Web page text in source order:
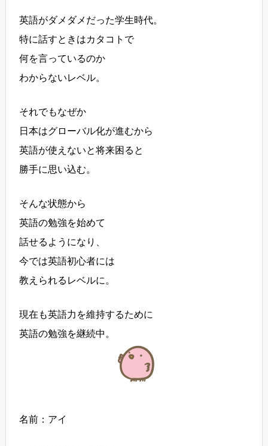
英語がダメダメだった学生時代。
特に話すときはカタコトで
何を言っているのか
わからないレベル。
それでもなぜか
日本はグローバル化が進むから
英語が使えないと将来困ると
勝手に思い込む。
そんな状態から
英語の勉強を始めて
話せるようになり、
今では英語初心者には
教えられるレベルに。
現在も英語力を維持するために
英語の勉強を継続中。
名前：アイ